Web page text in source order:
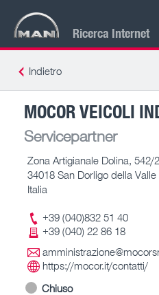
Ricerca Internet
Indietro
MOCOR VEICOLI
Servicepartner
Zona Artigianale Dolina, 542/2
34018 San Dorligo della Valle
Italia
+39 (040)832 51 40
+39 (040) 22 86 18
https://mocor.it/contatti/
Chiuso